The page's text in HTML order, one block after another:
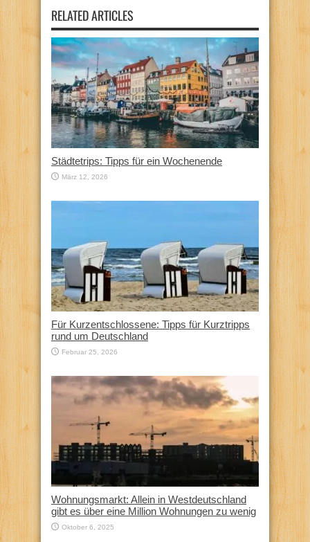
RELATED ARTICLES
Städtetrips: Tipps für ein Wochenende
März 12, 2026
Für Kurzentschlossene: Tipps für Kurztripps
rund um Deutschland
Februar 25, 2026
Wohnungsmarkt: Allein in Westdeutschland
gibt es über eine Million Wohnungen zu wenig
Oktober 6, 2025